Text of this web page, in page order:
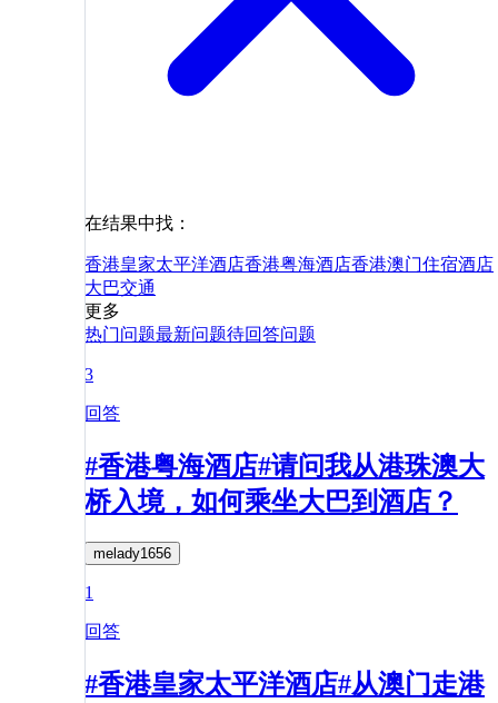
在结果中找：
香港皇家太平洋酒店香港粤海酒店香港澳门住宿酒店
大巴交通
更多
热门问题最新问题待回答问题
3
回答
#香港粤海酒店#请问我从港珠澳大
桥入境，如何乘坐大巴到酒店？
melady1656
1
回答
#香港皇家太平洋酒店#从澳门走港